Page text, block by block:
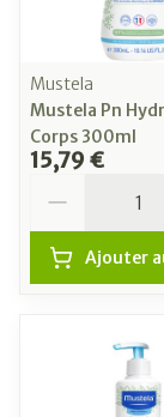
Mustela
Mustela Pn
Corps 300ml
15,79 €
Ajouter